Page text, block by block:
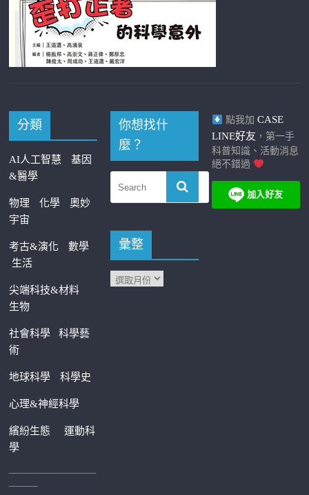
分類
AI人工智慧
基因
&醫學
物理 化學
奧妙
宇宙
考古&演化
數學
生活
尖端科技&材料
生物
社會科學科學藝
術
地球科學 科學史
心理&神經科學
繽紛生態運動科
學
—————————
———
你想找什
麼？
彙整
點我加 CASE
LINE好友 ，第一手
科普知識、活動消息
絕不錯過